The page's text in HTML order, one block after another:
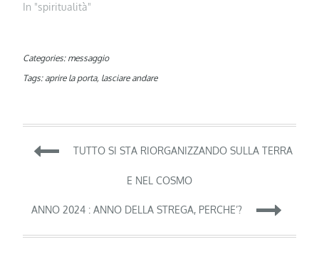
In "spiritualità"
Categories: messaggio
Tags: aprire la porta, lasciare andare
Navigazione
TUTTO SI STA RIORGANIZZANDO SULLA TERRA
E NEL COSMO
ANNO 2024 : ANNO DELLA STREGA, PERCHE’?